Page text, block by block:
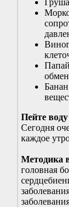
Пейте
Сегодня
каждое
Методика
головная